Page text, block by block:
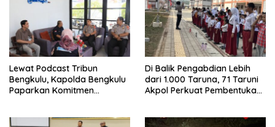
Lewat Podcast Tribun
Bengkulu, Kapolda Bengkulu
Paparkan Komitmen
Di Balik Pengabdian Lebih
dari 1.000 Taruna, 71 Taruni
Akpol Perkuat Pembentukan